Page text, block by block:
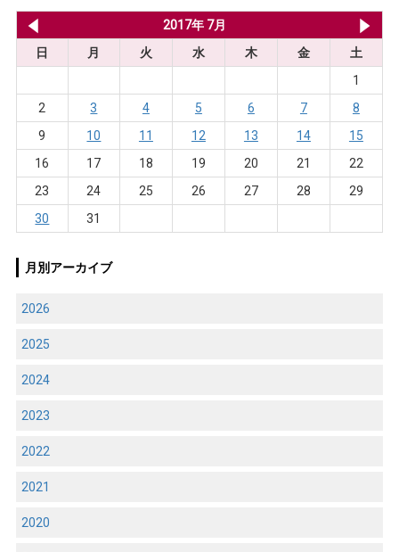
2017年 7月
日
月 火 水 木 金
土
1
2
3 4 5 6 7
8
9
10 11 12 13 14
15
16
17 18 19 20 21
22
23
24 25 26 27 28
29
30
31
月別アーカイブ
2026
2025
2024
2023
2022
2021
2020